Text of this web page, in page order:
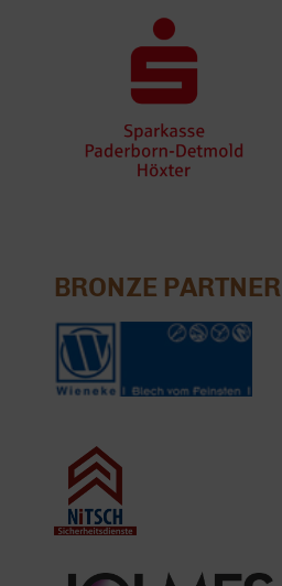
BRONZE PARTNER